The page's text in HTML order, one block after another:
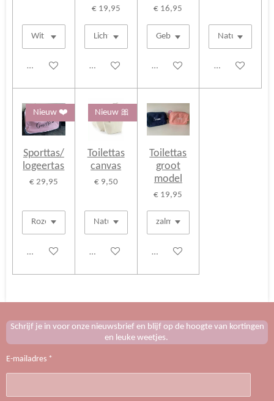
Bekijk details
€ 19,95
Bekijk details
€ 16,95
Bekijk details Bekijk details
Nieuw ❤️
Sporttas/
logeertas
€ 29,95
Bekijk details
Nieuw 🎀
Toilettas
canvas
€ 9,50
Bekijk details
Toilettas
groot
model
€ 19,95
Bekijk details
Schrijf je in voor onze nieuwsbrief en blijf op de hoogte van kortingen
en leuke weetjes.
E-mailadres *